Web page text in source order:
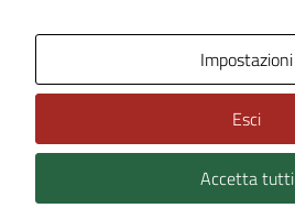
Technical Design s.r.l.
Impostazioni
Esci
Accetta tutti